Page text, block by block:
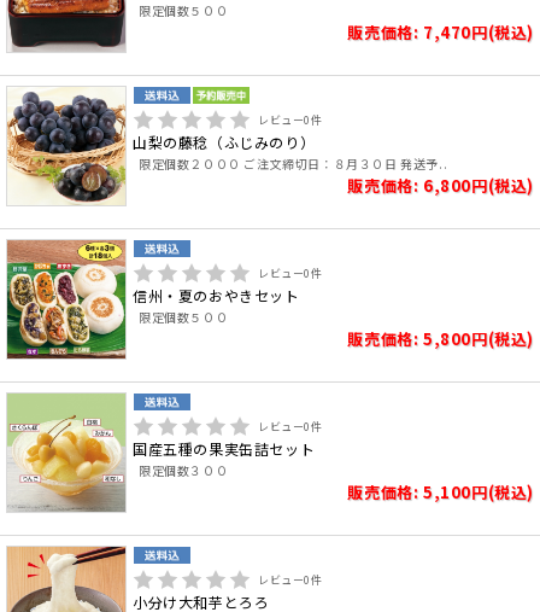
限定個数５００
販売価格: 7,470円(税込)
レビュー0件
山梨の藤稔（ふじみのり）
限定個数２０００ ご注文締切日：８月３０日 発送予..
販売価格: 6,800円(税込)
レビュー0件
信州・夏のおやきセット
限定個数５００
販売価格: 5,800円(税込)
レビュー0件
国産五種の果実缶詰セット
限定個数３００
販売価格: 5,100円(税込)
レビュー0件
小分け大和芋とろろ